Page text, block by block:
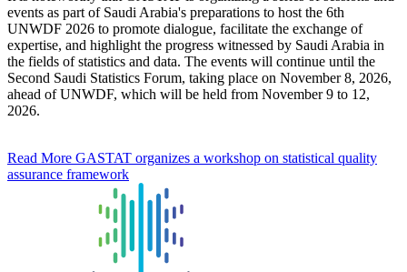
events as part of Saudi Arabia's preparations to host the 6th
UNWDF 2026 to promote dialogue, facilitate the exchange of
expertise, and highlight the progress witnessed by Saudi Arabia in
the fields of statistics and data. The events will continue until the
Second Saudi Statistics Forum, taking place on November 8, 2026,
ahead of UNWDF, which will be held from November 9 to 12,
2026.
Read More GASTAT organizes a workshop on statistical quality
assurance framework